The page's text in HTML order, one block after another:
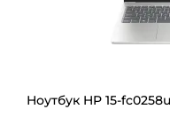
Ноутбук HP 15-